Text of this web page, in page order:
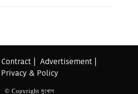
Contract
Advertisement
Privacy & Policy
© Copyright মুখোশ